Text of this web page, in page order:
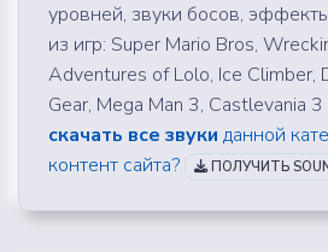
уровней, звуки босов,
из игр: Super Mario Bros,
Adventures of Lolo, Ice Climber,
Gear, Mega Man 3, Castlevania 3
скачать все звуки данной
контент сайта?
ПОЛУЧИТЬ